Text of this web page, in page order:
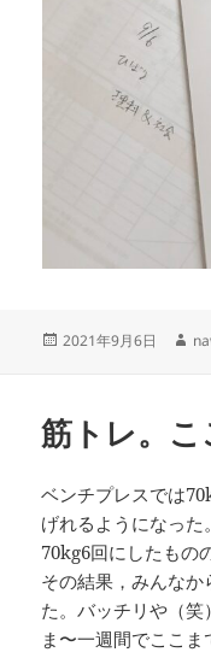
投
2021年9月6日
作
筋トレ。
ベンチプレスでは
げれるようになっ
70kg6回にしたもの
その結果，みんな
た。バッチリや（笑
ま〜一週間でここ